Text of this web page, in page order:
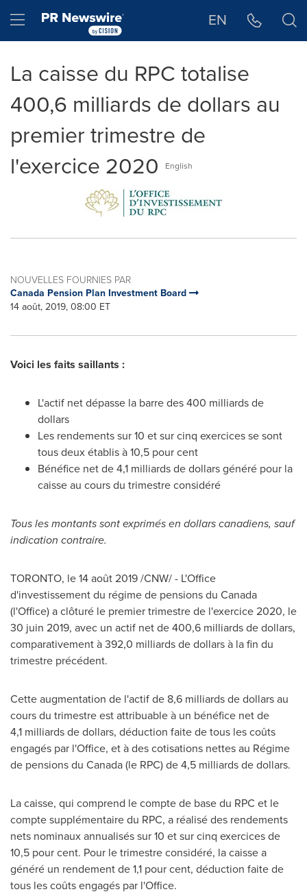
Hamburger menu EN
La caisse du RPC totalise
400,6 milliards de dollars au
premier trimestre de
l'exercice 2020
English
NOUVELLES FOURNIES PAR
Canada Pension Plan Investment Board
14 août, 2019, 08:00 ET
Voici les faits saillants :
L'actif net dépasse la barre des 400 milliards de
dollars
Les rendements sur 10 et sur cinq exercices se sont
tous deux établis à 10,5 pour cent
Bénéfice net de 4,1 milliards de dollars généré pour la
caisse au cours du trimestre considéré
Tous les montants sont exprimés en dollars canadiens, sauf
indication contraire.
TORONTO, le 14 août 2019 /CNW/ - L'Office
d'investissement du régime de pensions du Canada
(l'Office) a clôturé le premier trimestre de l'exercice 2020, le
30 juin 2019, avec un actif net de 400,6 milliards de dollars,
comparativement à 392,0 milliards de dollars à la fin du
trimestre précédent.
Cette augmentation de l'actif de 8,6 milliards de dollars au
cours du trimestre est attribuable à un bénéfice net de
4,1 milliards de dollars, déduction faite de tous les coûts
engagés par l'Office, et à des cotisations nettes au Régime
de pensions du Canada(le RPC) de 4,5 milliards de dollars.
La caisse, qui comprend le compte de base du RPC et le
compte supplémentaire du RPC, a réalisé des rendements
nets nominaux annualisés sur 10 et sur cinq exercices de
10,5 pour cent. Pour le trimestre considéré, la caisse a
généré un rendement de 1,1 pour cent, déduction faite de
tous les coûts engagés par l'Office.